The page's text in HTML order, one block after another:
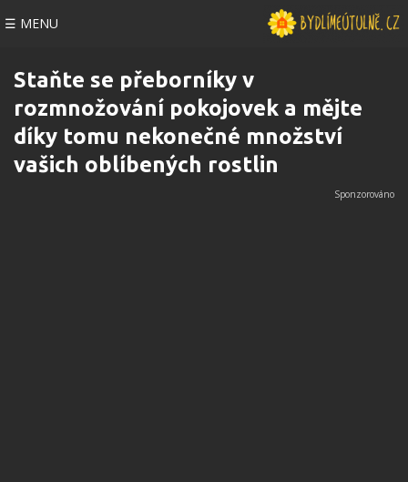
☰ MENU
Staňte se přeborníky v
rozmnožování pokojovek a mějte
díky tomu nekonečné množství
vašich oblíbených rostlin